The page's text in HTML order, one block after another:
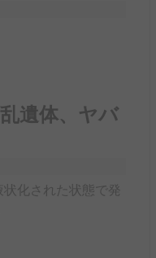
遺体、ヤバ
化された状態で発